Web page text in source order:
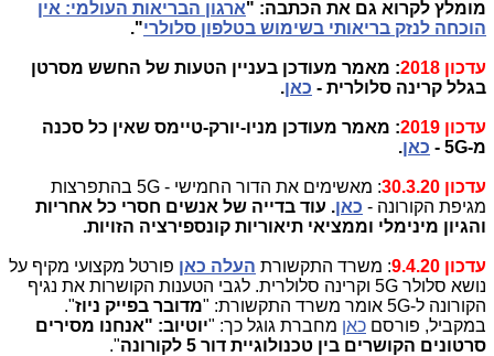
מומלץ לקרוא גם את הכתבה: "ארגון הבריאות העולמי: אין
הוכחה לנזק בריאותי בשימוש בטלפון סלולרי".
עדכון 2018
: מאמר מעודכן בעניין הטעות של החשש מסרטן
בגלל קרינה סלולרית - כאן.
עדכון 2019
: מאמר מעודכן מניו-יורק-טיימס שאין כל סכנה
מ-5G -
כאן.
עדכון 30.3.20
: מאשימים את הדור החמישי - 5G בהתפרצות
מגיפת הקורונה - כאן. עוד בדייה של אנשים חסרי כל אחריות
והגיון מינימלי וממציאי תיאוריות קונספירציה הזויות.
עדכון 9.4.20 : משרד התקשורת העלה כאן פורטל מקצועי מקיף על
נושא סלולר 5G וקרינה סלולרית. לגבי הטענות הקושרות את נגיף
הקורונה ל-5G אומר משרד התקשורת: "
מדובר בפייק ניוז".
במקביל, פורסם כאן מחברת גוגל כך: "יוטיוב: "אנחנו מסירים
סרטונים הקושרים בין טכנולוגיית דור 5 לקורונה
".